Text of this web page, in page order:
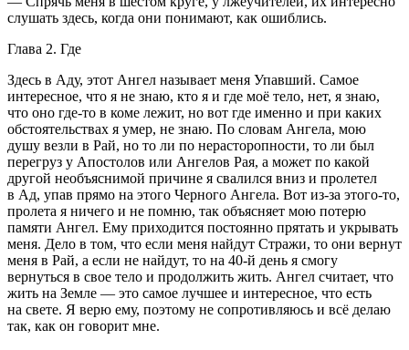
слушать здесь, когда они понимают, как ошиблись.
Глава 2. Где
Здесь в Аду, этот Ангел называет меня Упавший. Самое
интересное, что я не знаю, кто я и где моё тело, нет, я знаю,
что оно где-то в коме лежит, но вот где именно и при каких
обстоятельствах я умер, не знаю. По словам Ангела, мою
душу везли в Рай, но то ли по нерасторопности, то ли был
перегруз у Апостолов или Ангелов Рая, а может по какой
другой необъяснимой причине я свалился вниз и пролетел
в Ад, упав прямо на этого Черного Ангела. Вот из-за этого-то,
пролета я ничего и не помню, так объясняет мою потерю
памяти Ангел. Ему приходится постоянно прятать и укрывать
меня. Дело в том, что если меня найдут Стражи, то они вернут
меня в Рай, а если не найдут, то на 40-й день я смогу
вернуться в свое тело и продолжить жить. Ангел считает, что
жить на Земле — это самое лучшее и интересное, что есть
на свете. Я верю ему, поэтому не сопротивляюсь и всё делаю
так, как он говорит мне.